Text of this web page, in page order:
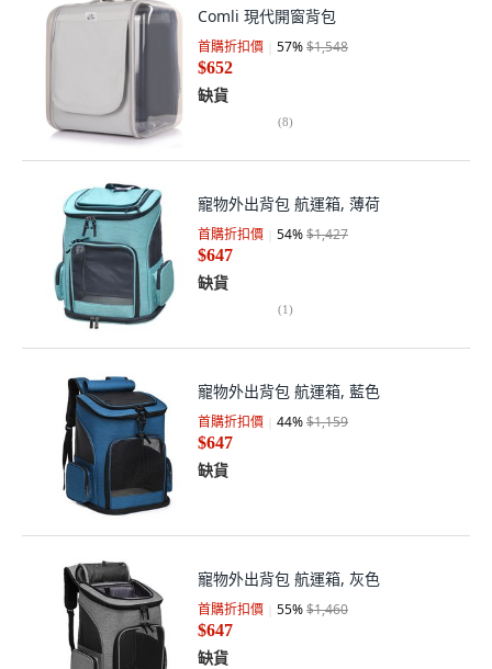
Comli 現代開窗背包
首購折扣價 57%$1,548
$652
缺貨
(8)
寵物外出背包 航運箱, 薄荷
首購折扣價 54%$1,427
$647
缺貨
(1)
寵物外出背包 航運箱, 藍色
首購折扣價 44%$1,159
$647
缺貨
寵物外出背包 航運箱, 灰色
首購折扣價 55%$1,460
$647
缺貨